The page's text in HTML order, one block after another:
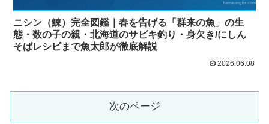
ニシン（鰊）完全図鑑｜春を告げる「群来の魚」の生
態・数の子の親・北海道のサビキ釣り・身欠き/にしん
そばレシピまで魚太郎が徹底解説
2026.06.08
次のページ